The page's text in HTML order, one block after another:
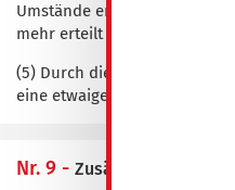
Umstände ergeben, unter
mehr erteilt werden würde.
(5) Durch die Zustimmung
eine etwaige Haftung des
Nr. 9 - Zusätzliche